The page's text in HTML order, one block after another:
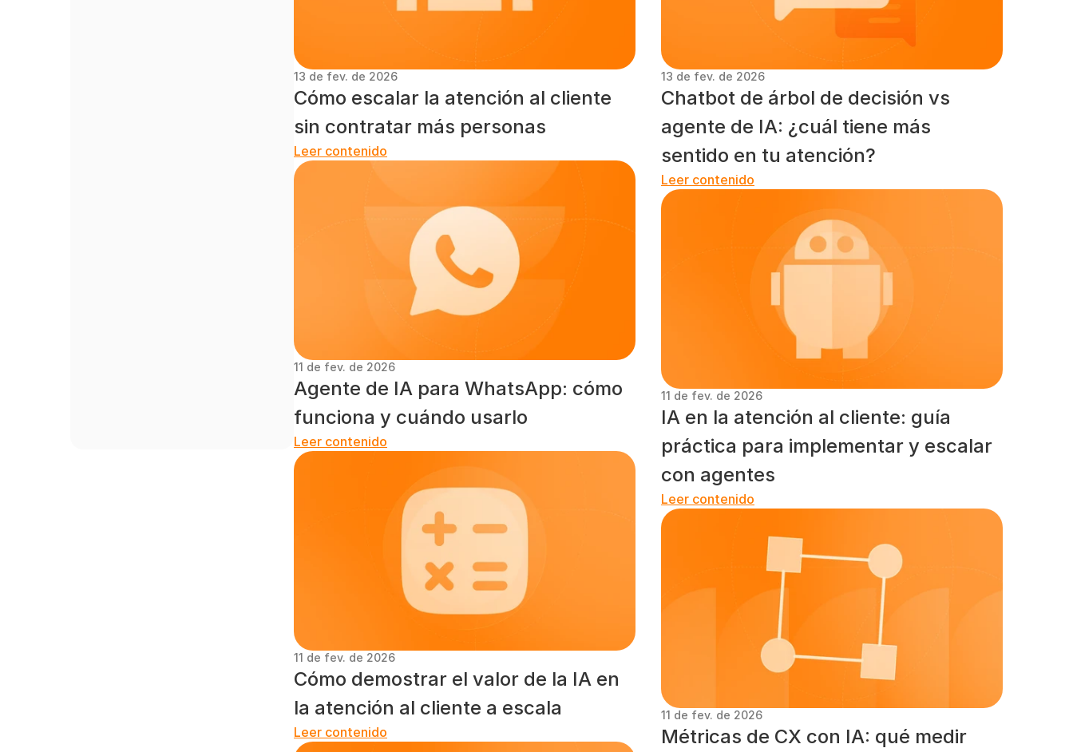
13 de fev. de 2026
Cómo escalar la atención al cliente
sin contratar más personas
Leer contenido
11 de fev. de 2026
Agente de IA para WhatsApp: cómo
funciona y cuándo usarlo
Leer contenido
11 de fev. de 2026
Cómo demostrar el valor de la IA en
la atención al cliente a escala
Leer contenido
13 de fev. de 2026
Chatbot de árbol de decisión vs
agente de IA: ¿cuál tiene más
sentido en tu atención?
Leer contenido
11 de fev. de 2026
IA en la atención al cliente: guía
práctica para implementar y escalar
con agentes
Leer contenido
11 de fev. de 2026
Métricas de CX con IA: qué medir